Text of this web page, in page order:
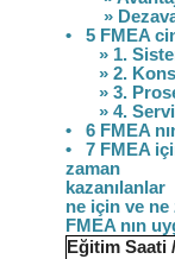
»
• 5 FMEA
» 1.
» 2.
» 3.
» 4.
• 6 FMEA
• 7 FMEA
ne için
FMEA nın
Eğitim Saati